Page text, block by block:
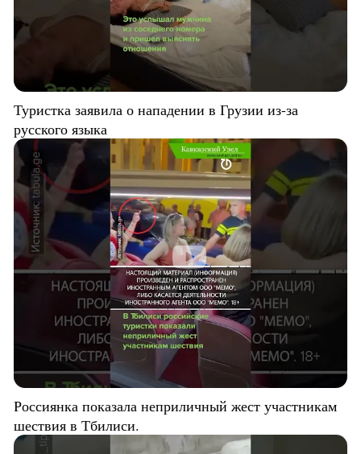
Туристка заявила о нападении в Грузии из-за
русского языка
Россиянка показала неприличный жест участникам
шествия в Тбилиси.